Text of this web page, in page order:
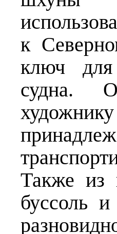
к
ключ для
судна.
Также из
буссоль